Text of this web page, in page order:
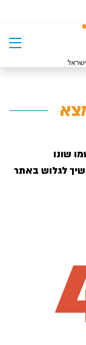
שונו
לגלוש באתר